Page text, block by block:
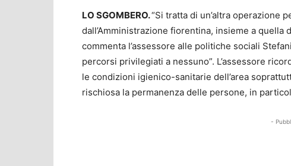
LO SGOMBERO.“Si tratta di un’altra operazione
dall’Amministrazione fiorentina, insieme a
commenta l’assessore alle politiche sociali
percorsi privilegiati a nessuno”. L’assessore
le condizioni igienico-sanitarie dell’area
rischiosa la permanenza delle persone, in
-